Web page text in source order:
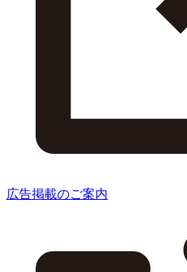
広告掲載のご案内